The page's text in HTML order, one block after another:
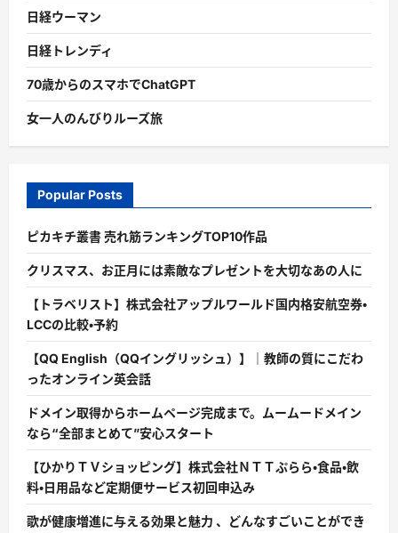
日経ウーマン
日経トレンディ
70歳からのスマホでChatGPT
女一人のんびりルーズ旅
Popular Posts
ピカキチ叢書 売れ筋ランキングTOP10作品
クリスマス、お正月には素敵なプレゼントを大切なあの人に
【トラベリスト】株式会社アップルワールド国内格安航空券・
LCCの比較・予約
【QQ English（QQイングリッシュ）】｜教師の質にこだわ
ったオンライン英会話
ドメイン取得からホームページ完成まで。ムームードメイン
なら“全部まとめて”安心スタート
【ひかりＴＶショッピング】株式会社ＮＴＴぷらら・食品・飲
料・日用品など定期便サービス初回申込み
歌が健康増進に与える効果と魅力 、どんなすごいことができ